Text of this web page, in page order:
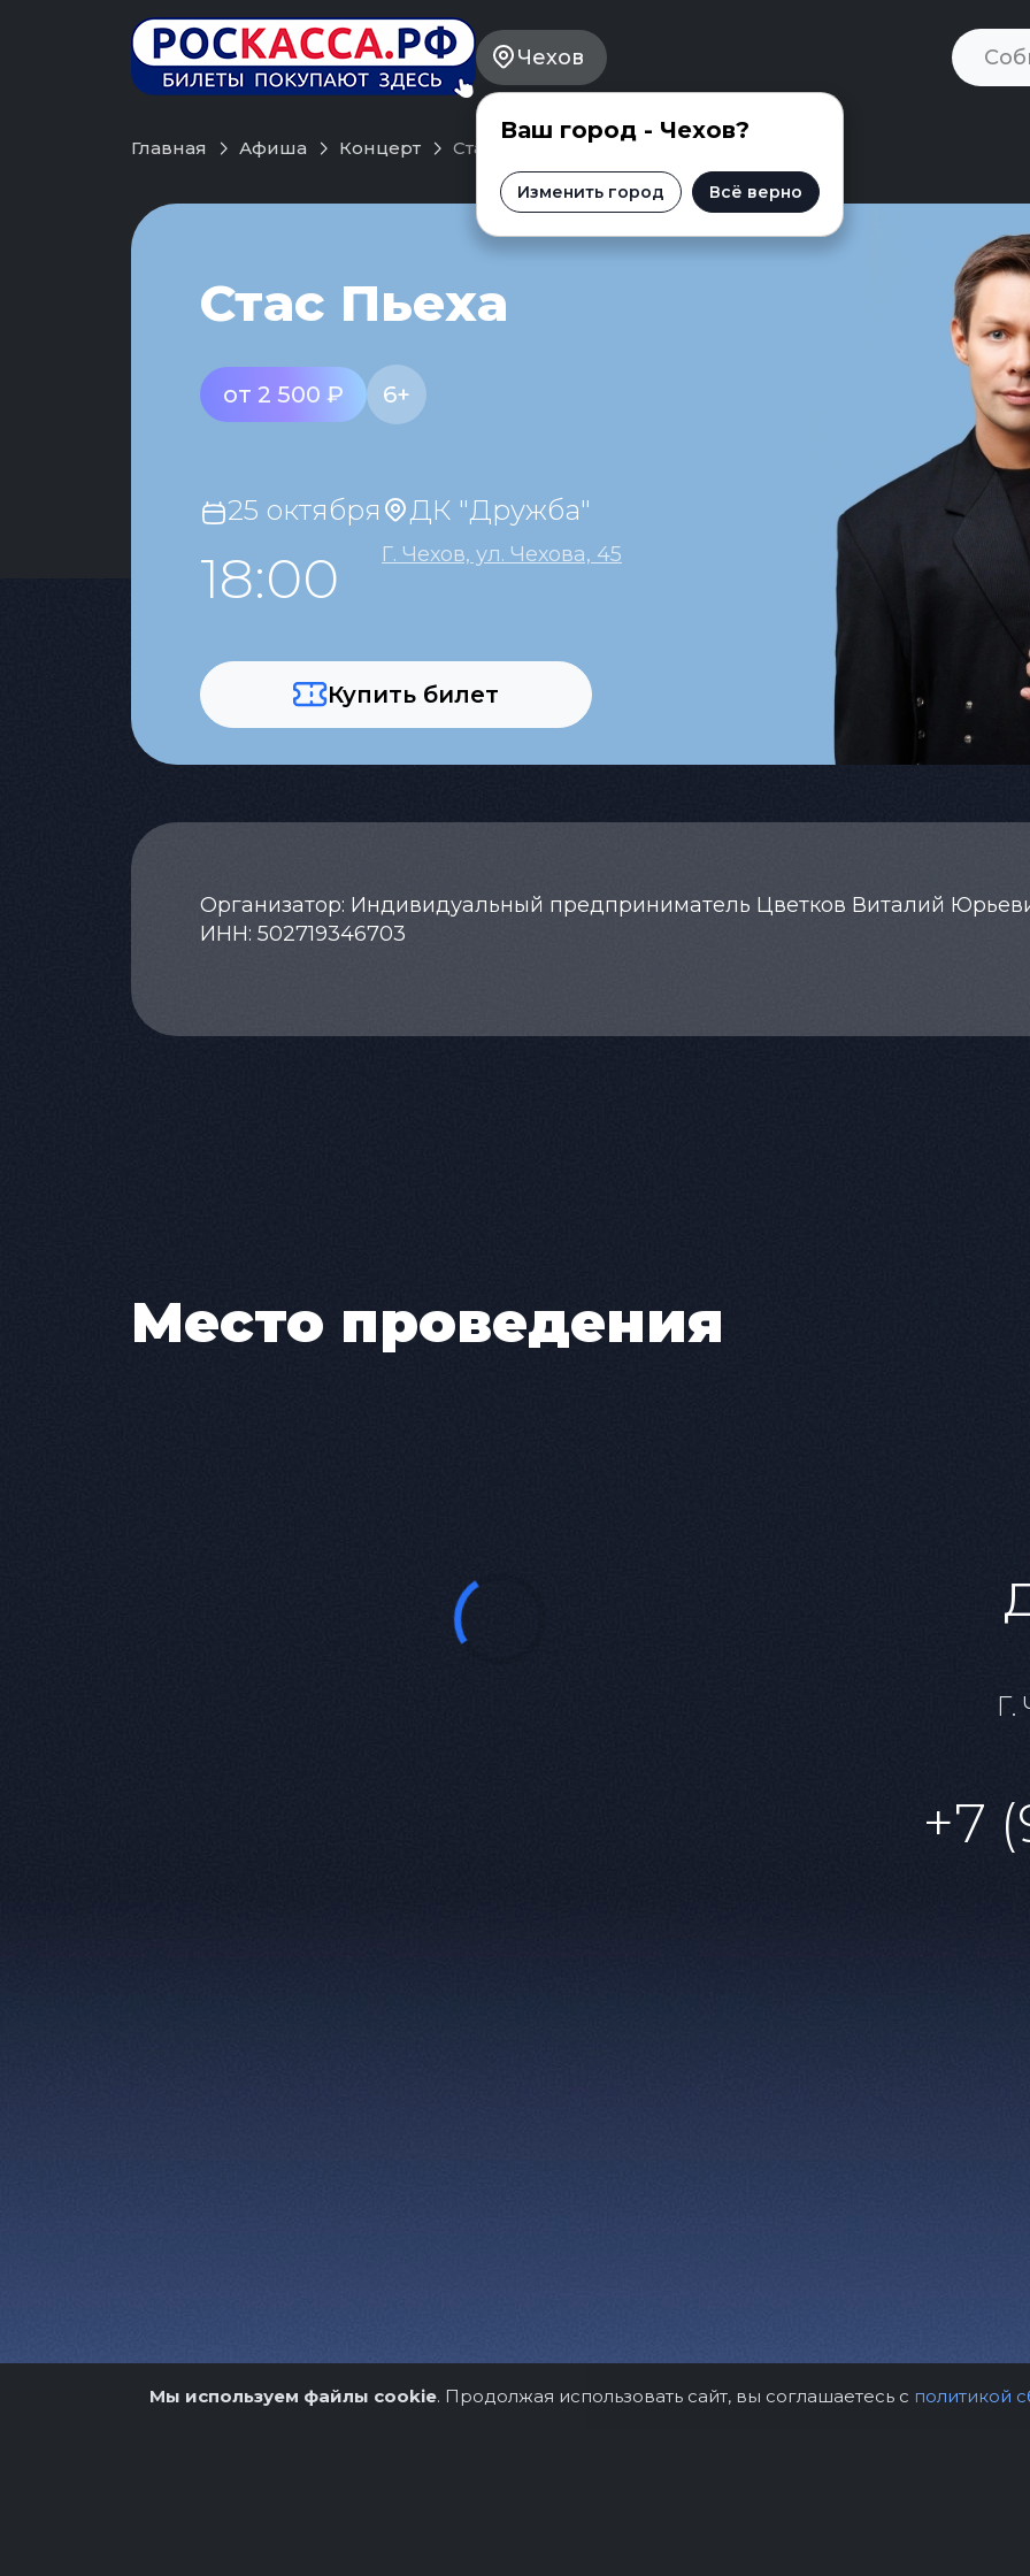
Чехов
Ваш город - Чехов?
Изменить город Всё верно
Главная Афиша Концерт Стас Пьеха
Стас Пьеха
от 2 500 ₽ 6+
25 октября
18:00
ДК "Дружба"
Г. Чехов, ул. Чехова, 45
Купить билет
Организатор: Индивидуальный предприниматель Цветков Виталий
ИНН: 502719346703
Место проведения
Г.
+7
Мы используем файлы cookie. Продолжая использовать сайт, вы соглашаетесь с политикой